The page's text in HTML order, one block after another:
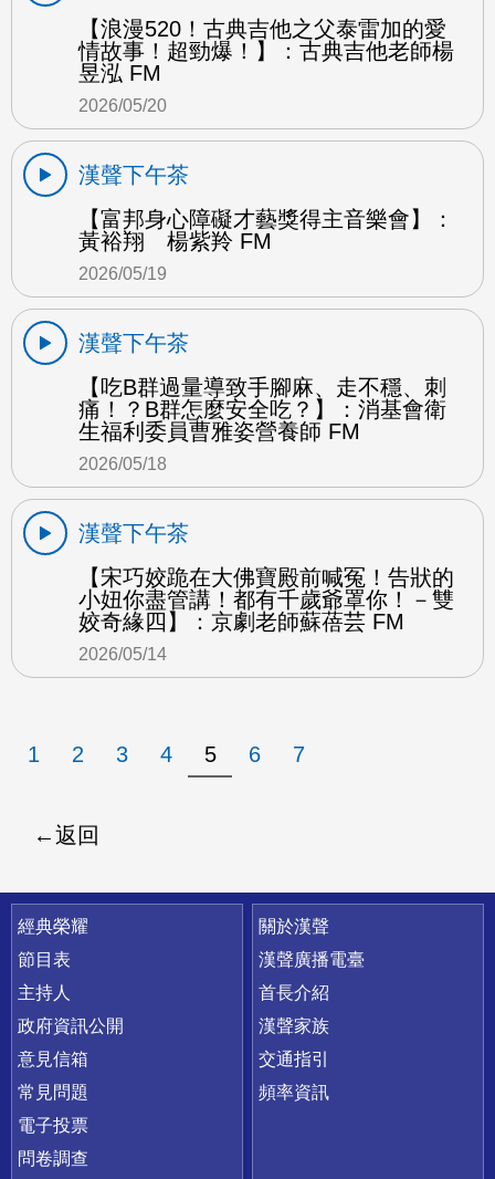
【浪漫520！古典吉他之父泰雷加的愛
情故事！超勁爆！】：古典吉他老師楊
昱泓 FM
2026/05/20
漢聲下午茶
【富邦身心障礙才藝獎得主音樂會】：
黃裕翔 楊紫羚 FM
2026/05/19
漢聲下午茶
【吃B群過量導致手腳麻、走不穩、刺
痛！？B群怎麼安全吃？】：消基會衛
生福利委員曹雅姿營養師 FM
2026/05/18
漢聲下午茶
【宋巧姣跪在大佛寶殿前喊冤！告狀的
小妞你盡管講！都有千歲爺罩你！－雙
姣奇緣四】：京劇老師蘇蓓芸 FM
2026/05/14
1 2 3 4 5 6 7
返回
快速連結
經典榮耀
節目表
主持人
政府資訊公開
意見信箱
常見問題
電子投票
問卷調查
關於漢聲
漢聲廣播電臺
首長介紹
漢聲家族
交通指引
頻率資訊